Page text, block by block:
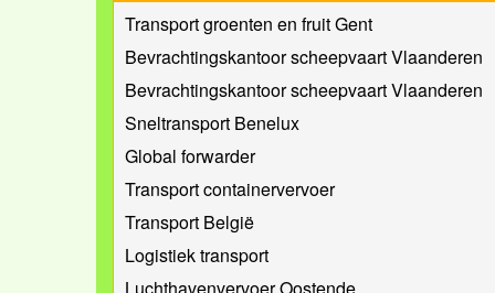
Transport groenten en fruit Gent
Bevrachtingskantoor scheepvaart Vlaanderen
Bevrachtingskantoor scheepvaart Vlaanderen
Sneltransport Benelux
Global forwarder
Transport containervervoer
Transport België
Logistiek transport
Luchthavenvervoer Oostende